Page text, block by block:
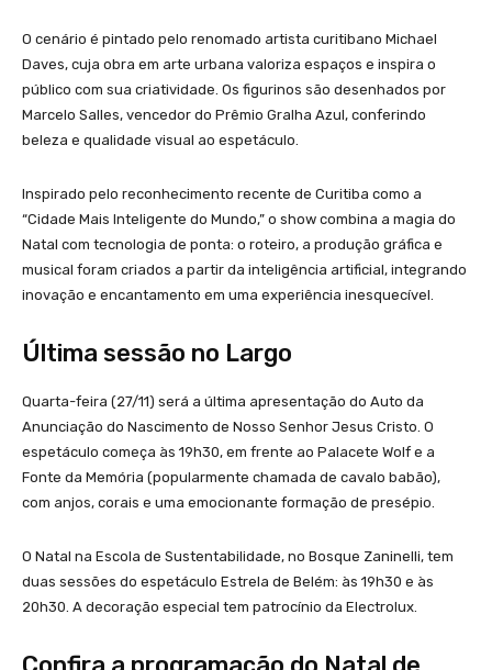
O cenário é pintado pelo renomado artista curitibano Michael
Daves, cuja obra em arte urbana valoriza espaços e inspira o
público com sua criatividade. Os figurinos são desenhados por
Marcelo Salles, vencedor do Prêmio Gralha Azul, conferindo
beleza e qualidade visual ao espetáculo.
Inspirado pelo reconhecimento recente de Curitiba como a
“Cidade Mais Inteligente do Mundo,” o show combina a magia do
Natal com tecnologia de ponta: o roteiro, a produção gráfica e
musical foram criados a partir da inteligência artificial, integrando
inovação e encantamento em uma experiência inesquecível.
Última sessão no Largo
Quarta-feira (27/11) será a última apresentação do Auto da
Anunciação do Nascimento de Nosso Senhor Jesus Cristo. O
espetáculo começa às 19h30, em frente ao Palacete Wolf e a
Fonte da Memória (popularmente chamada de cavalo babão),
com anjos, corais e uma emocionante formação de presépio.
O Natal na Escola de Sustentabilidade, no Bosque Zaninelli, tem
duas sessões do espetáculo Estrela de Belém: às 19h30 e às
20h30. A decoração especial tem patrocínio da Electrolux.